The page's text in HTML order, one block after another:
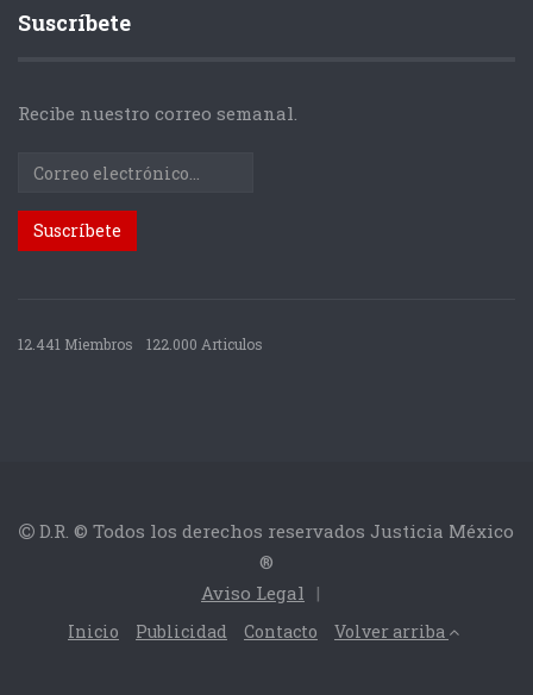
Suscríbete
Recibe nuestro correo semanal.
12.441 Miembros 122.000 Articulos
D.R. © Todos los derechos reservados Justicia México
®
Aviso Legal |
Inicio Publicidad Contacto Volver arriba